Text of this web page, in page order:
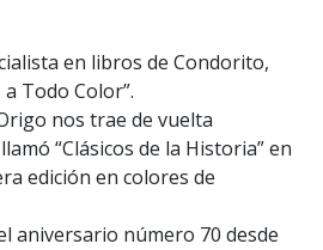
en libros de Condorito,
Todo Color”.
nos trae de vuelta
“Clásicos de la Historia” en
edición en colores de
aniversario número 70 desde